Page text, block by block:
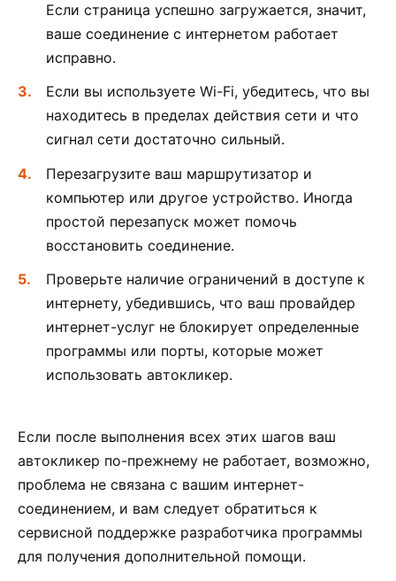
Если страница успешно загружается, значит,
ваше соединение с интернетом работает
исправно.
Если вы используете Wi-Fi, убедитесь, что вы
находитесь в пределах действия сети и что
сигнал сети достаточно сильный.
Перезагрузите ваш маршрутизатор и
компьютер или другое устройство. Иногда
простой перезапуск может помочь
восстановить соединение.
Проверьте наличие ограничений в доступе к
интернету, убедившись, что ваш провайдер
интернет-услуг не блокирует определенные
программы или порты, которые может
использовать автокликер.
Если после выполнения всех этих шагов ваш
автокликер по-прежнему не работает, возможно,
проблема не связана с вашим интернет-
соединением, и вам следует обратиться к
сервисной поддержке разработчика программы
для получения дополнительной помощи.